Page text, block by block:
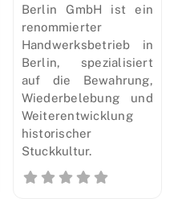
Berlin GmbH ist ein
renommierter
Handwerksbetrieb in
Berlin, spezialisiert
auf die Bewahrung,
Wiederbelebung und
Weiterentwicklung
historischer
Stuckkultur.